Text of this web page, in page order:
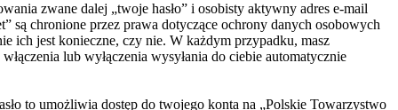
zwane dalej „twoje hasło” i osobisty aktywny adres e-mail
są chronione przez prawa dotyczące ochrony danych osobowych
ich jest konieczne, czy nie. W każdym przypadku, masz
lub wyłączenia wysyłania do ciebie automatycznie
to umożliwia dostęp do twojego konta na „Polskie Towarzystwo